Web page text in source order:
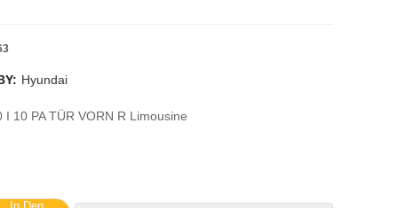
Hyundai
I 10 PA TÜR VORN R Limousine